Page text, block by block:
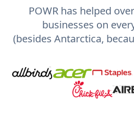
POWR has helped
businesses on
(besides Antarctica,